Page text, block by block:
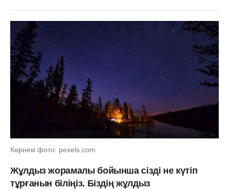
Көрнекі фото: pexels.com
Жұлдыз жорамалы бойынша сізді не күтіп
тұрғанын біліңіз. Біздің жұлдыз